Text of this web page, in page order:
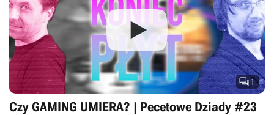
1
Czy GAMING UMIERA? | Pecetowe Dziady #23